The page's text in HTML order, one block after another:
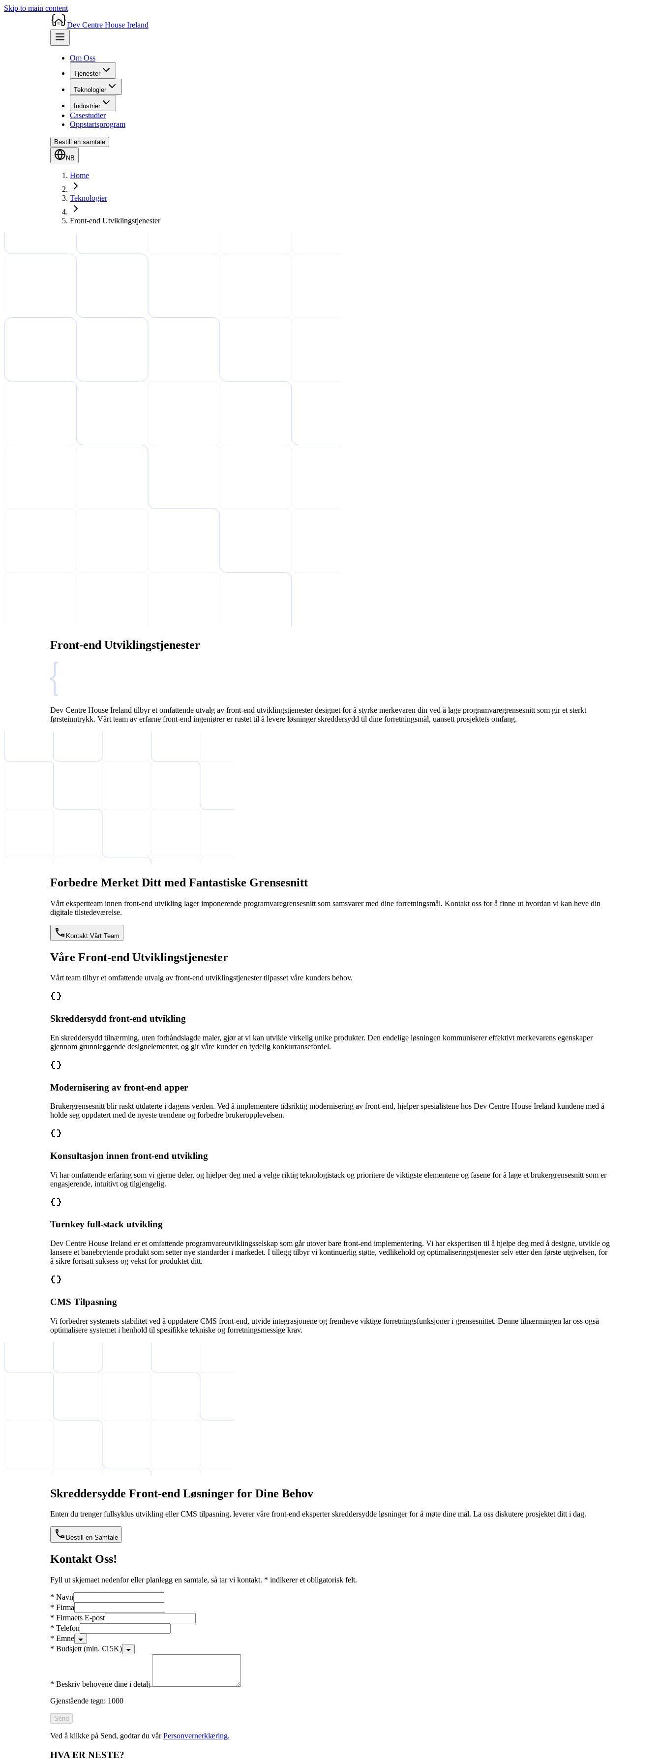
Skip to main content
Dev Centre House Ireland
Om Oss
Tjenester
Teknologier
Industrier
Casestudier
Oppstartsprogram
Bestill en samtale
NB
Home
Teknologier
Front-end Utviklingstjenester
Front-end Utviklingstjenester
Dev Centre House Ireland tilbyr et omfattende utvalg av front-end utviklingstjenester designet for å styrke merkevaren din ved å lage programvaregrensesnitt som gir et sterkt
førsteinntrykk. Vårt team av erfarne front-end ingeniører er rustet til å levere løsninger skreddersydd til dine forretningsmål, uansett prosjektets omfang.
Forbedre Merket Ditt med Fantastiske Grensesnitt
Vårt ekspertteam innen front-end utvikling lager imponerende programvaregrensesnitt som samsvarer med dine forretningsmål. Kontakt oss for å finne ut hvordan vi kan heve din
digitale tilstedeværelse.
Kontakt Vårt Team
Våre Front-end Utviklingstjenester
Vårt team tilbyr et omfattende utvalg av front-end utviklingstjenester tilpasset våre kunders behov.
Skreddersydd front-end utvikling
En skreddersydd tilnærming, uten forhåndslagde maler, gjør at vi kan utvikle virkelig unike produkter. Den endelige løsningen kommuniserer effektivt merkevarens egenskaper
gjennom grunnleggende designelementer, og gir våre kunder en tydelig konkurransefordel.
Modernisering av front-end apper
Brukergrensesnitt blir raskt utdaterte i dagens verden. Ved å implementere tidsriktig modernisering av front-end, hjelper spesialistene hos Dev Centre House Ireland kundene med å
holde seg oppdatert med de nyeste trendene og forbedre brukeropplevelsen.
Konsultasjon innen front-end utvikling
Vi har omfattende erfaring som vi gjerne deler, og hjelper deg med å velge riktig teknologistack og prioritere de viktigste elementene og fasene for å lage et brukergrensesnitt som er
engasjerende, intuitivt og tilgjengelig.
Turnkey full-stack utvikling
Dev Centre House Ireland er et omfattende programvareutviklingsselskap som går utover bare front-end implementering. Vi har ekspertisen til å hjelpe deg med å designe, utvikle og
lansere et banebrytende produkt som setter nye standarder i markedet. I tillegg tilbyr vi kontinuerlig støtte, vedlikehold og optimaliseringstjenester selv etter den første utgivelsen, for
å sikre fortsatt suksess og vekst for produktet ditt.
CMS Tilpasning
Vi forbedrer systemets stabilitet ved å oppdatere CMS front-end, utvide integrasjonene og fremheve viktige forretningsfunksjoner i grensesnittet. Denne tilnærmingen lar oss også
optimalisere systemet i henhold til spesifikke tekniske og forretningsmessige krav.
Skreddersydde Front-end Løsninger for Dine Behov
Enten du trenger fullsyklus utvikling eller CMS tilpasning, leverer våre front-end eksperter skreddersydde løsninger for å møte dine mål. La oss diskutere prosjektet ditt i dag.
Bestill en Samtale
Kontakt Oss!
Fyll ut skjemaet nedenfor eller planlegg en samtale, så tar vi kontakt. * indikerer et obligatorisk felt.
* Navn
* Firma
* Firmaets E-post
* Telefon
* Emne
* Budsjett (min. €15K)
* Beskriv behovene dine i detalj.
Gjenstående tegn: 1000
Send
Ved å klikke på Send, godtar du vårPersonvernerklæring.
HVA ER NESTE?